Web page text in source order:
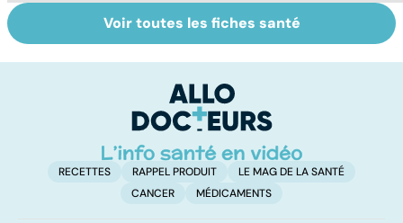
Le TDAH, un
trouble de
hyperactivité
Accident
vasculaire
également
touché
Voir toutes les fiches santé
RECETTES RAPPEL PRODUIT
LE MAG DE LA SANTÉ
CANCER
MÉDICAMENTS